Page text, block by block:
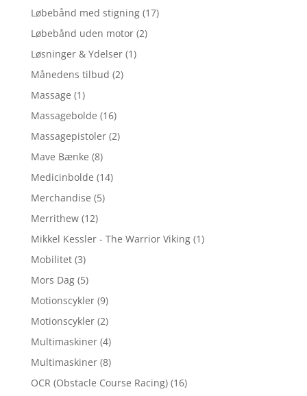
Løbebånd med stigning (17)
Løbebånd uden motor (2)
Løsninger & Ydelser (1)
Månedens tilbud (2)
Massage (1)
Massagebolde (16)
Massagepistoler (2)
Mave Bænke (8)
Medicinbolde (14)
Merchandise (5)
Merrithew (12)
Mikkel Kessler - The Warrior Viking (1)
Mobilitet (3)
Mors Dag (5)
Motionscykler (9)
Motionscykler (2)
Multimaskiner (4)
Multimaskiner (8)
OCR (Obstacle Course Racing) (16)